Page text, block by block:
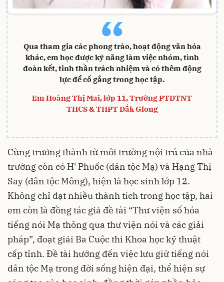
“
Qua tham gia các phong trào, hoạt động văn hóa
khác, em học được kỹ năng làm việc nhóm, tình
đoàn kết, tinh thần trách nhiệm và có thêm động
lực để cố gắng trong học tập.
Em Hoàng Thị Mai, lớp 11, Trường PTDTNT
THCS & THPT Đắk Glong
Cùng trưởng thành từ môi trường nội trú của nhà
trường còn có H' Phuốc (dân tộc Mạ) và Hạng Thị
Say (dân tộc Mông), hiện là học sinh lớp 12.
Không chỉ đạt nhiều thành tích trong học tập, hai
em còn là đồng tác giả đề tài “Thư viện số hóa
tiếng nói Mạ thông qua thư viện nói và các giải
pháp”, đoạt giải Ba Cuộc thi Khoa học kỹ thuật
cấp tỉnh. Đề tài hướng đến việc lưu giữ tiếng nói
dân tộc Mạ trong đời sống hiện đại, thể hiện sự